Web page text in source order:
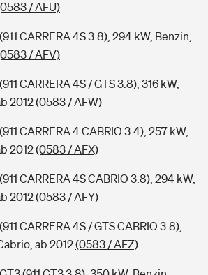
/ AFU)
CARRERA 4S 3.8), 294 kW, Benzin,
/ AFV)
CARRERA 4S / GTS 3.8), 316 kW,
2012(0583 / AFW)
CARRERA 4 CABRIO 3.4), 257 kW,
2012(0583 / AFX)
CARRERA 4S CABRIO 3.8), 294 kW,
2012(0583 / AFY)
CARRERA 4S / GTS CABRIO 3.8),
ab 2012(0583 / AFZ)